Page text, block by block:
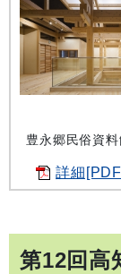
豊永郷民俗資料
詳細
第12回高